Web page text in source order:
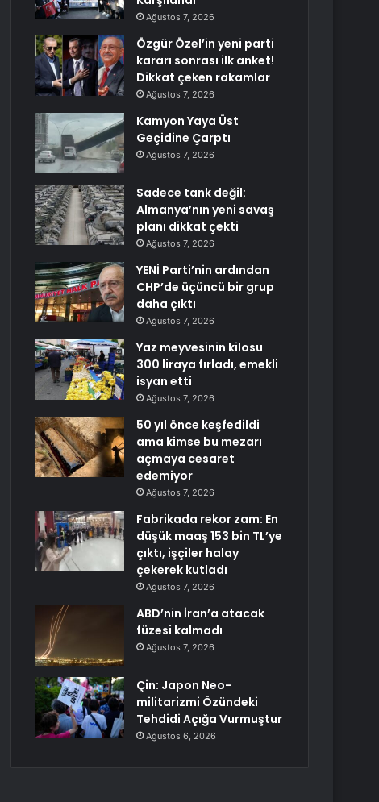
Ağustos 7, 2026
Özgür Özel’in yeni parti
kararı sonrası ilk anket!
Dikkat çeken rakamlar
Ağustos 7, 2026
Kamyon Yaya Üst
Geçidine Çarptı
Ağustos 7, 2026
Sadece tank değil:
Almanya’nın yeni savaş
planı dikkat çekti
Ağustos 7, 2026
YENİ Parti’nin ardından
CHP’de üçüncü bir grup
daha çıktı
Ağustos 7, 2026
Yaz meyvesinin kilosu
300 liraya fırladı, emekli
isyan etti
Ağustos 7, 2026
50 yıl önce keşfedildi
ama kimse bu mezarı
açmaya cesaret
edemiyor
Ağustos 7, 2026
Fabrikada rekor zam: En
düşük maaş 153 bin TL’ye
çıktı, işçiler halay
çekerek kutladı
Ağustos 7, 2026
ABD’nin İran’a atacak
füzesi kalmadı
Ağustos 7, 2026
Çin: Japon Neo-
militarizmi Özündeki
Tehdidi Açığa Vurmuştur
Ağustos 6, 2026